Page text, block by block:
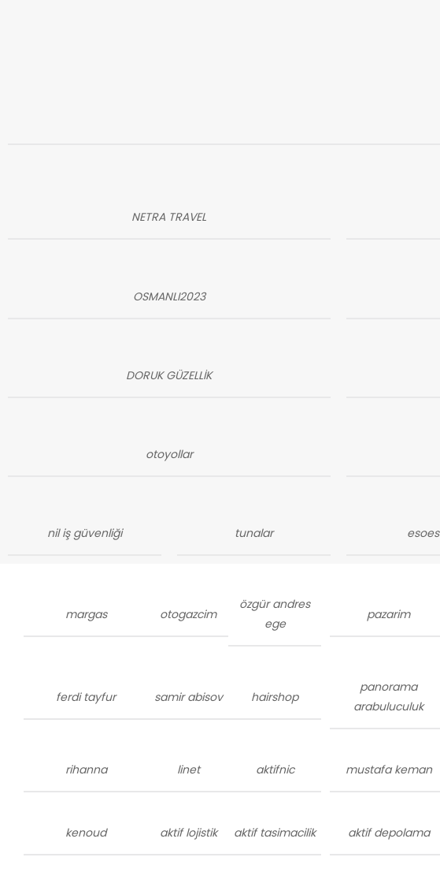
NETRA TRAVEL
OSMANLI2023
DORUK GÜZELLİK
otoyollar
nil iş güvenliği tunalar esoes
margas otogazcim
özgür andres
ege
pazarim
ferdi tayfur samir abisov hairshop
panorama
arabuluculuk
rihanna linet aktifnic mustafa keman
kenoud aktif lojistik aktif tasimacilik aktif depolama